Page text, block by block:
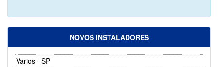
NOVOS INSTALADORES
Varios - SP